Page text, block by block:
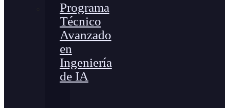
Programa
Técnico
Avanzado
en
Ingeniería
de IA